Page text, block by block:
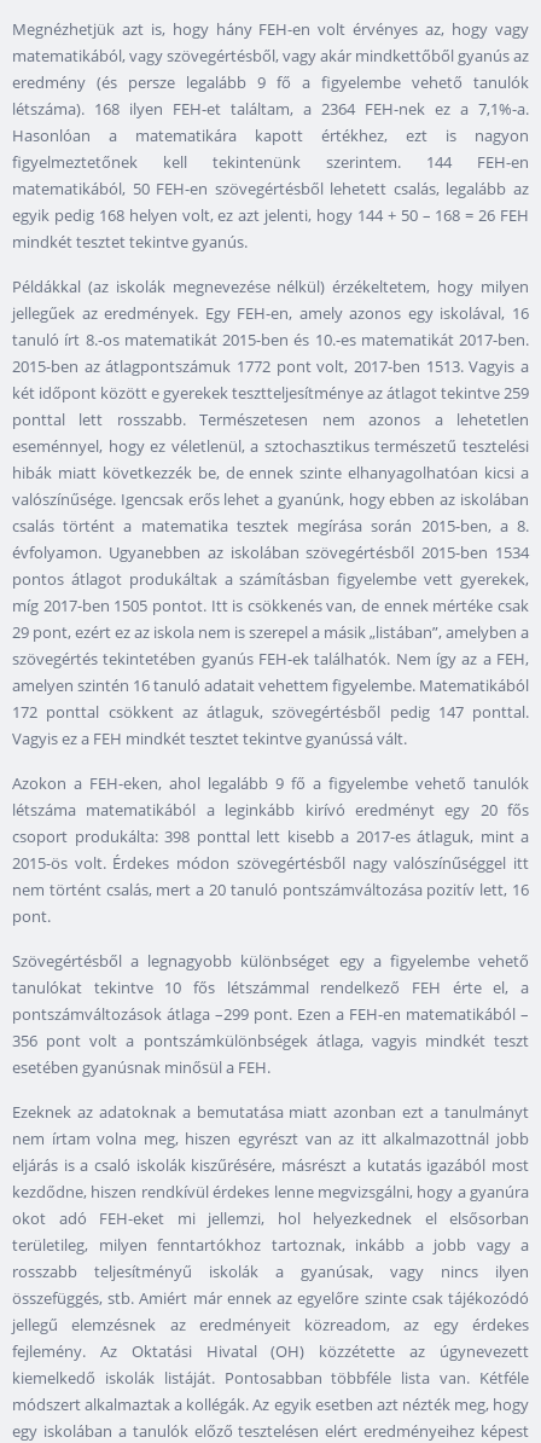
Megnézhetjük azt is, hogy hány FEH-en volt érvényes az, hogy vagy
matematikából, vagy szövegértésből, vagy akár mindkettőből gyanús az
eredmény (és persze legalább 9 fő a figyelembe vehető tanulók
létszáma). 168 ilyen FEH-et találtam, a 2364 FEH-nek ez a 7,1%-a.
Hasonlóan a matematikára kapott értékhez, ezt is nagyon
figyelmeztetőnek kell tekintenünk szerintem. 144 FEH-en
matematikából, 50 FEH-en szövegértésből lehetett csalás, legalább az
egyik pedig 168 helyen volt, ez azt jelenti, hogy 144 + 50 – 168 = 26 FEH
mindkét tesztet tekintve gyanús.
Példákkal (az iskolák megnevezése nélkül) érzékeltetem, hogy milyen
jellegűek az eredmények. Egy FEH-en, amely azonos egy iskolával, 16
tanuló írt 8.-os matematikát 2015-ben és 10.-es matematikát 2017-ben.
2015-ben az átlagpontszámuk 1772 pont volt, 2017-ben 1513. Vagyis a
két időpont között e gyerekek tesztteljesítménye az átlagot tekintve 259
ponttal lett rosszabb. Természetesen nem azonos a lehetetlen
eseménnyel, hogy ez véletlenül, a sztochasztikus természetű tesztelési
hibák miatt következzék be, de ennek szinte elhanyagolhatóan kicsi a
valószínűsége. Igencsak erős lehet a gyanúnk, hogy ebben az iskolában
csalás történt a matematika tesztek megírása során 2015-ben, a 8.
évfolyamon. Ugyanebben az iskolában szövegértésből 2015-ben 1534
pontos átlagot produkáltak a számításban figyelembe vett gyerekek,
míg 2017-ben 1505 pontot. Itt is csökkenés van, de ennek mértéke csak
29 pont, ezért ez az iskola nem is szerepel a másik „listában”, amelyben a
szövegértés tekintetében gyanús FEH-ek találhatók. Nem így az a FEH,
amelyen szintén 16 tanuló adatait vehettem figyelembe. Matematikából
172 ponttal csökkent az átlaguk, szövegértésből pedig 147 ponttal.
Vagyis ez a FEH mindkét tesztet tekintve gyanússá vált.
Azokon a FEH-eken, ahol legalább 9 fő a figyelembe vehető tanulók
létszáma matematikából a leginkább kirívó eredményt egy 20 fős
csoport produkálta: 398 ponttal lett kisebb a 2017-es átlaguk, mint a
2015-ös volt. Érdekes módon szövegértésből nagy valószínűséggel itt
nem történt csalás, mert a 20 tanuló pontszámváltozása pozitív lett, 16
pont.
Szövegértésből a legnagyobb különbséget egy a figyelembe vehető
tanulókat tekintve 10 fős létszámmal rendelkező FEH érte el, a
pontszámváltozások átlaga –299 pont. Ezen a FEH-en matematikából –
356 pont volt a pontszámkülönbségek átlaga, vagyis mindkét teszt
esetében gyanúsnak minősül a FEH.
Ezeknek az adatoknak a bemutatása miatt azonban ezt a tanulmányt
nem írtam volna meg, hiszen egyrészt van az itt alkalmazottnál jobb
eljárás is a csaló iskolák kiszűrésére, másrészt a kutatás igazából most
kezdődne, hiszen rendkívül érdekes lenne megvizsgálni, hogy a gyanúra
okot adó FEH-eket mi jellemzi, hol helyezkednek el elsősorban
területileg, milyen fenntartókhoz tartoznak, inkább a jobb vagy a
rosszabb teljesítményű iskolák a gyanúsak, vagy nincs ilyen
összefüggés, stb. Amiért már ennek az egyelőre szinte csak tájékozódó
jellegű elemzésnek az eredményeit közreadom, az egy érdekes
fejlemény. Az Oktatási Hivatal (OH) közzétette az úgynevezett
kiemelkedő iskolák listáját. Pontosabban többféle lista van. Kétféle
módszert alkalmaztak a kollégák. Az egyik esetben azt nézték meg, hogy
egy iskolában a tanulók előző tesztelésen elért eredményeihez képest